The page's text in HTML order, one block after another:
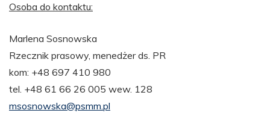
Osoba do kontaktu:
Marlena Sosnowska
Rzecznik prasowy, menedżer ds. PR
kom: +48 697 410 980
tel. +48 61 66 26 005 wew. 128
msosnowska@psmm.pl